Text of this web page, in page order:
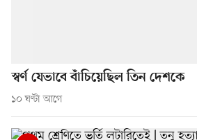
স্বর্ণ যেভাবে বাঁচিয়েছিল তিন দেশকে
১০ ঘণ্টা আগে